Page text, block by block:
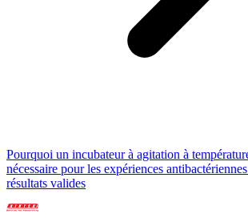
Pourquoi un incubateur à agitation à
nécessaire pour les expériences
résultats valides